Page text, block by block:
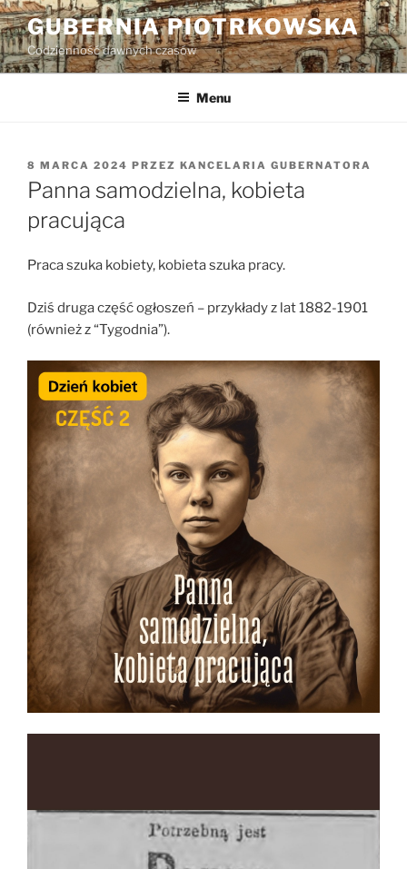
Przejdź
do
treści
GUBERNIA PIOTRKOWSKA
Codzienność dawnych czasów
Menu
OPUBLIKOWANE
W
8 MARCA 2024 PRZEZ KANCELARIA GUBERNATORA
Panna samodzielna, kobieta
pracująca
Praca szuka kobiety, kobieta szuka pracy.
Dziś druga część ogłoszeń – przykłady z lat 1882-1901
(również z “Tygodnia”).